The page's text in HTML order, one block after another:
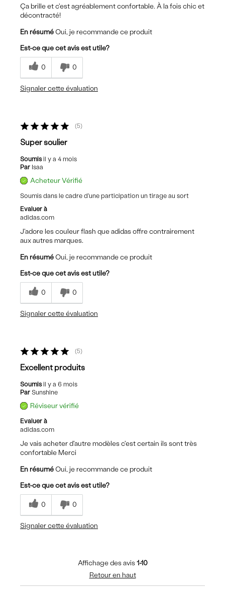
Ça brille et c'est agréablement confortable. À la fois chic et
décontracté!
En résumé Oui, je recommande ce produit
Est-ce que cet avis est utile?
0 0
Signaler cette évaluation
5
Super soulier
Soumisil y a 4 mois
Par Isaa
Acheteur Vérifié
Soumis dans le cadre d'une participation un tirage au sort
Evaluer à
adidas.com
J'adore les couleur flash que adidas offre contrairement
aux autres marques.
En résumé Oui, je recommande ce produit
Est-ce que cet avis est utile?
0 0
Signaler cette évaluation
5
Excellent produits
Soumisil y a 6 mois
Par Sunshine
Réviseur vérifié
Evaluer à
adidas.com
Je vais acheter d'autre modèles c'est certain ils sont très
confortable Merci
En résumé Oui, je recommande ce produit
Est-ce que cet avis est utile?
0 0
Signaler cette évaluation
Affichage des avis1-10
Retour en haut